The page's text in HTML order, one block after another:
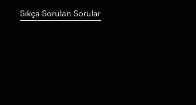
Sıkça Sorulan Sorular